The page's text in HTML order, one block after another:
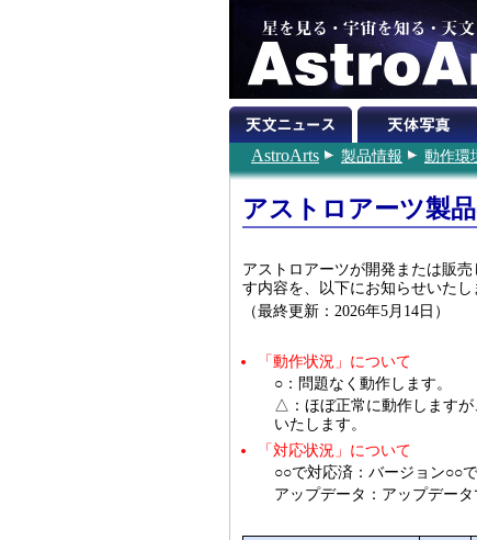
AstroArts 製品情報 動作環
アストロアーツ製
アストロアーツが開発または販
す内容を、以下にお知らせいたし
（最終更新：2026年5月14日）
「動作状況」について
○：問題なく動作します。
△：ほぼ正常に動作します
いたします。
「対応状況」について
○○で対応済：バージョン○○
アップデータ：アップデータ